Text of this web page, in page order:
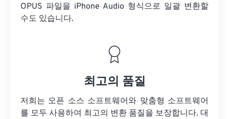
OPUS 파일을 iPhone Audio 형식으로 일괄 변환할
수도 있습니다.
최고의 품질
저희는 오픈 소스 소프트웨어와 맞춤형 소프트웨어
를 모두 사용하여 최고의 변환 품질을 보장합니다. 대